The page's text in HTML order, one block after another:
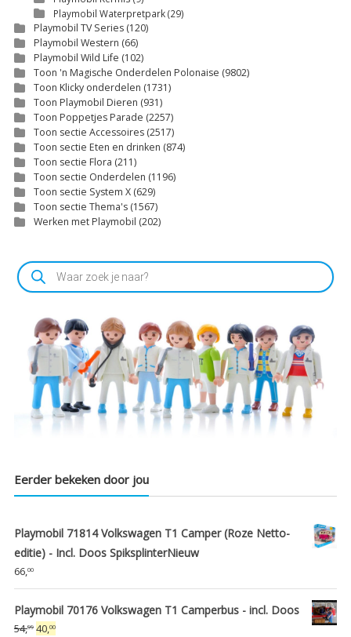
Playmobil Waterpretpark(29)
Playmobil TV Series (120)
Playmobil Western (66)
Playmobil Wild Life (102)
Toon 'n Magische Onderdelen Polonaise (9802)
Toon Klicky onderdelen (1731)
Toon Playmobil Dieren (931)
Toon Poppetjes Parade (2257)
Toon sectie Accessoires (2517)
Toon sectie Eten en drinken (874)
Toon sectie Flora (211)
Toon sectie Onderdelen (1196)
Toon sectie System X (629)
Toon sectie Thema's (1567)
Werken met Playmobil (202)
Producten
zoeken
Eerder bekeken door jou
Playmobil 71814 Volkswagen T1 Camper (Roze Netto-
editie) - Incl. Doos SpiksplinterNieuw
66,00
Playmobil 70176 Volkswagen T1 Camperbus - incl. Doos
54,99 Oorspronkelijke
40,00Huidige